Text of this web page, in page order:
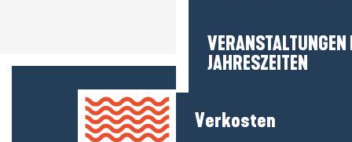
JAHRESZEITEN
Verkosten